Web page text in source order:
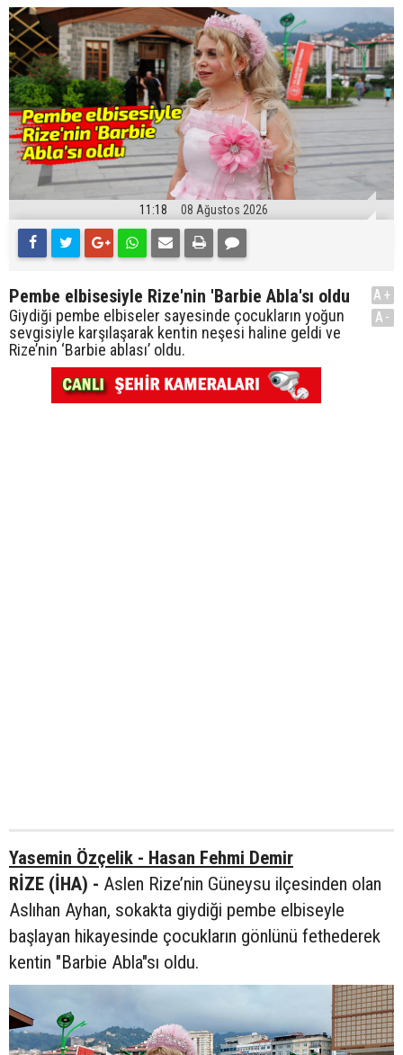
11:18 08 Ağustos 2026
Pembe elbisesiyle Rize'nin 'Barbie Abla'sı oldu
Giydiği pembe elbiseler sayesinde çocukların yoğun
sevgisiyle karşılaşarak kentin neşesi haline geldi ve
Rize’nin ‘Barbie ablası’ oldu.
A+
A-
Yasemin Özçelik - Hasan Fehmi Demir
RİZE (İHA) - Aslen Rize’nin Güneysu ilçesinden olan
Aslıhan Ayhan, sokakta giydiği pembe elbiseyle
başlayan hikayesinde çocukların gönlünü fethederek
kentin "Barbie Abla"sı oldu.